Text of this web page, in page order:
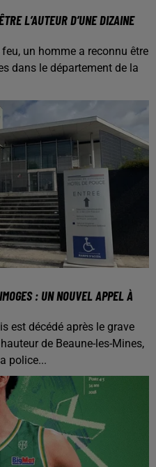
L’AUTEUR D’UNE DIZAINE
un homme a reconnu être
dans le département de la
: UN NOUVEL APPEL À
est décédé après le grave
de Beaune-les-Mines,
police...